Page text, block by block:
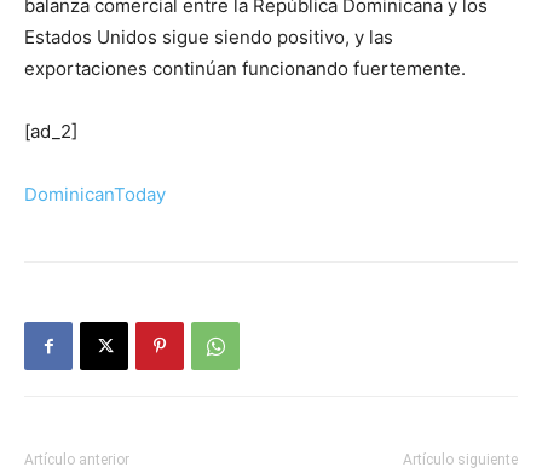
balanza comercial entre la República Dominicana y los
Estados Unidos sigue siendo positivo, y las
exportaciones continúan funcionando fuertemente.
[ad_2]
DominicanToday
Artículo anterior Artículo siguiente